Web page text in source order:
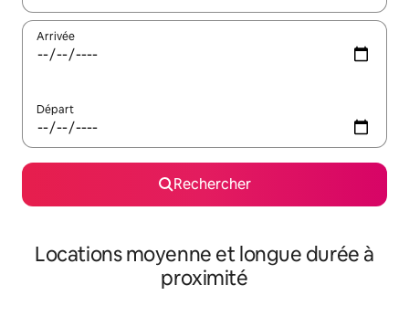
Arrivée
Départ
Rechercher
Locations moyenne et longue durée à
proximité